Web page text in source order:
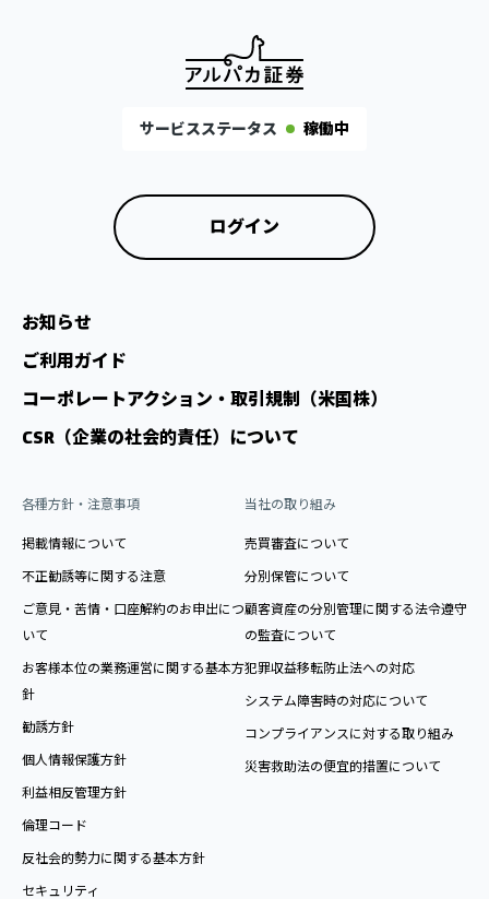
サービスステータス 稼働中
ログイン
お知らせ
ご利用ガイド
コーポレートアクション・取引規制（米国株）
CSR（企業の社会的責任）について
各種方針・注意事項
掲載情報について
不正勧誘等に関する注意
ご意見・苦情・口座解約のお申出につ
いて
お客様本位の業務運営に関する基本方
針
勧誘方針
個人情報保護方針
利益相反管理方針
倫理コード
反社会的勢力に関する基本方針
セキュリティ
当社の取り組み
売買審査について
分別保管について
顧客資産の分別管理に関する法令遵守
の監査について
犯罪収益移転防止法への対応
システム障害時の対応について
コンプライアンスに対する取り組み
災害救助法の便宜的措置について